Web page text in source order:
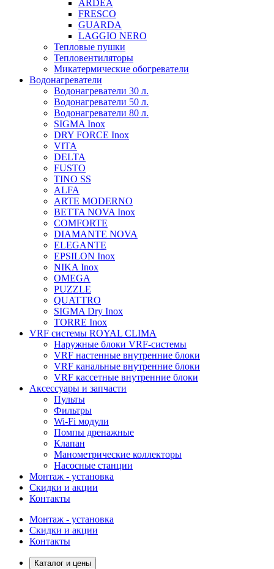
ARDEA
FRESCO
GUARDA
LAGGIO NERO
Тепловые пушки
Тепловентиляторы
Микатермические обогреватели
Водонагреватели
Водонагреватели 30 л.
Водонагреватели 50 л.
Водонагреватели 80 л.
SIGMA Inox
DRY FORCE Inox
VITA
DELTA
FUSTO
TINO SS
ALFA
ARTE MODERNO
BETTA NOVA Inox
COMFORTE
DIAMANTE NOVA
ELEGANTE
EPSILON Inox
NIKA Inox
OMEGA
PUZZLE
QUATTRO
SIGMA Dry Inox
TORRE Inox
VRF системы ROYAL CLIMA
Наружные блоки VRF-системы
VRF настенные внутренние блоки
VRF канальные внутренние блоки
VRF кассетные внутренние блоки
Аксессуары и запчасти
Пульты
Фильтры
Wi-Fi модули
Помпы дренажные
Клапан
Манометрические коллекторы
Насосные станции
Монтаж - установка
Скидки и акции
Контакты
Монтаж - установка
Скидки и акции
Контакты
Каталог и цены